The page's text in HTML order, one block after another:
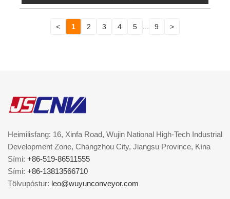
< 1 2 3 4 5 ... 9 >
Heimilisfang: 16, Xinfa Road, Wujin National High-Tech Industrial
Development Zone, Changzhou City, Jiangsu Province, Kína
Sími: +86-519-86511555
Sími: +86-13813566710
Tölvupóstur: leo@wuyunconveyor.com